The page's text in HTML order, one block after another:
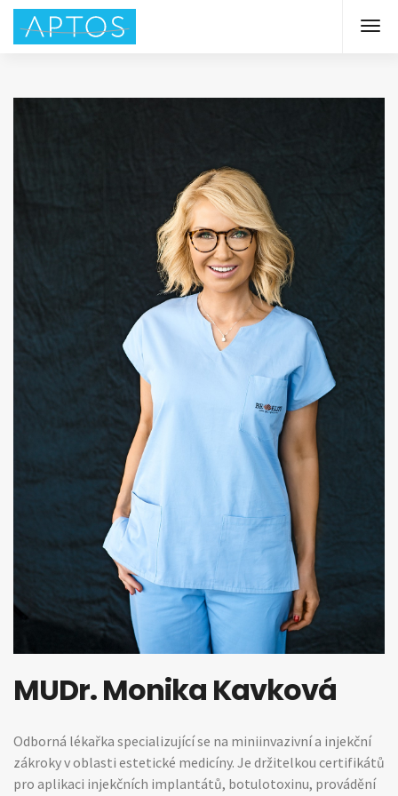
MUDr. Monika Kavková
Odborná lékařka specializující se na miniinvazivní a injekční
zákroky v oblasti estetické medicíny. Je držitelkou certifikátů
pro aplikaci injekčních implantátů, botulotoxinu, provádění